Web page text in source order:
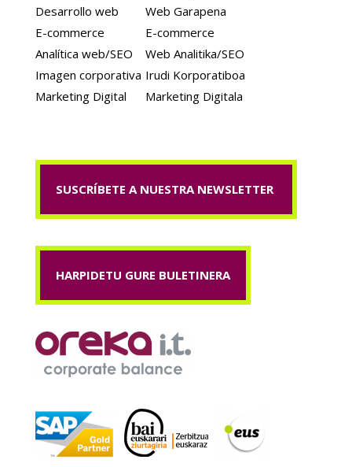
Desarrollo web
E-commerce
Analítica web/SEO
Imagen corporativa
Marketing Digital
Web Garapena
E-commerce
Web Analitika/SEO
Irudi Korporatiboa
Marketing Digitala
SUSCRÍBETE A NUESTRA NEWSLETTER
HARPIDETU GURE BULETINERA